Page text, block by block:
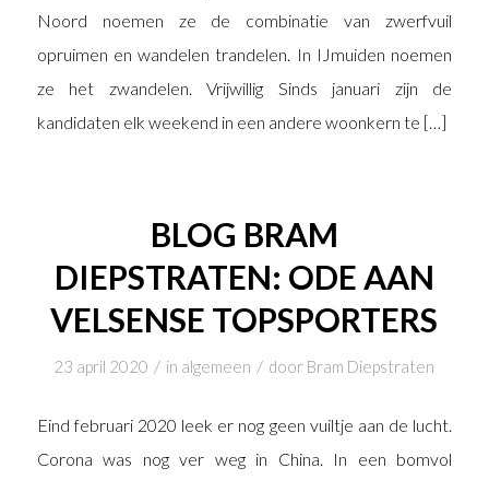
Noord noemen ze de combinatie van zwerfvuil
opruimen en wandelen trandelen. In IJmuiden noemen
ze het zwandelen. Vrijwillig Sinds januari zijn de
kandidaten elk weekend in een andere woonkern te […]
BLOG BRAM
DIEPSTRATEN: ODE AAN
VELSENSE TOPSPORTERS
23 april 2020 / in algemeen / door Bram Diepstraten
Eind februari 2020 leek er nog geen vuiltje aan de lucht.
Corona was nog ver weg in China. In een bomvol